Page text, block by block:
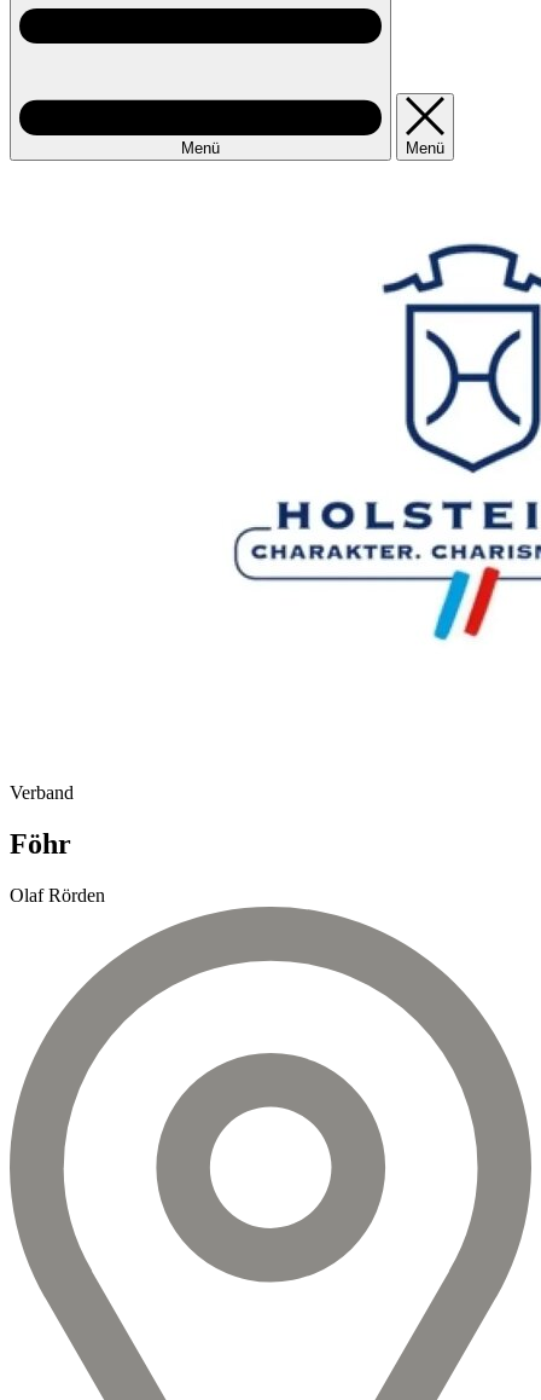
Menü Menü
Verband
Föhr
Olaf Rörden